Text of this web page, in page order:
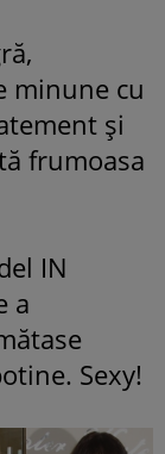
minune cu
şi
frumoasa
IN
a
Sexy!